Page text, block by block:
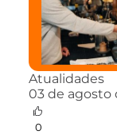
Atualidades
03 de agosto
0